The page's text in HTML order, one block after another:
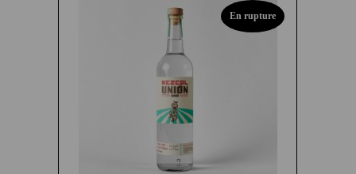
En rupture